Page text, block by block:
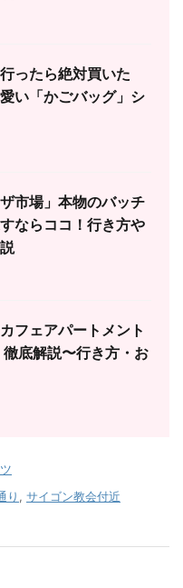
ったら絶対買いた
い「かごバッグ」シ
市場」本物のバッチ
ならココ！行き方や
フェアパートメント
徹底解説〜行き方・お
り , サイゴン教会付近